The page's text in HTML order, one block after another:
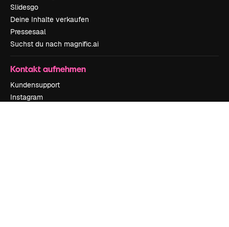
Slidesgo
Deine Inhalte verkaufen
Pressesaal
Suchst du nach magnific.ai
Kontakt aufnehmen
Kundensupport
Instagram